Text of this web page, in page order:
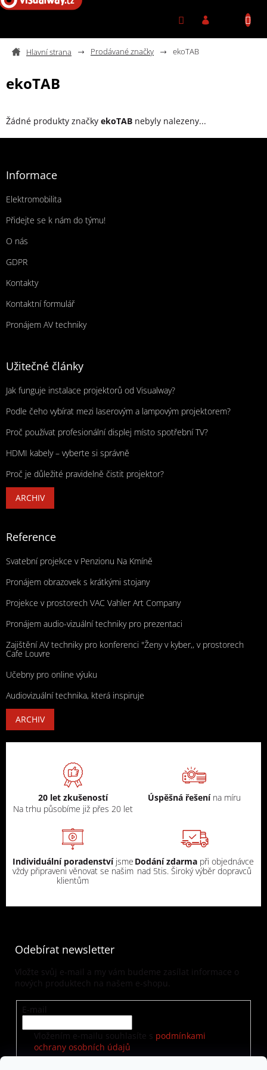
Přejít na obsah
Prodávané značky ekoTAB
ekoTAB
Žádné produkty značky ekoTAB nebyly nalezeny...
Informace
Elektromobilita
Přidejte se k nám do týmu!
O nás
GDPR
Kontakty
Kontaktní formulář
Pronájem AV techniky
Užitečné články
Jak funguje instalace projektorů od Visualway?
Podle čeho vybírat mezi laserovým a lampovým projektorem?
Proč používat profesionální displej místo spotřební TV?
HDMI kabely – vyberte si správně
Proč je důležité pravidelně čistit projektor?
ARCHIV
Reference
Svatební projekce v Penzionu Na Kmíně
Pronájem obrazovek s krátkými stojany
Projekce v prostorech VAC Vahler Art Company
Pronájem audio-vizuální techniky pro prezentaci
Zajištění AV techniky pro konferenci "Ženy v kyber,, v prostorech
Cafe Louvre
Učebny pro online výuku
Audiovizuální technika, která inspiruje
ARCHIV
20 let zkušeností
Na trhu působíme již přes 20 let
Úspěšná řešení na míru
Individuální poradenstvíjsme
vždy připraveni věnovat se našim
klientům
Dodání zdarma při objednávce
nad 5tis. Široký výběr dopravců
Odebírat newsletter
Vložte svůj e-mail a my vám budeme zasílat informace o
nových produktech na našem e-shopu.
E-mail
Vložením e-mailu souhlasíte s podmínkami
ochrany osobních údajů